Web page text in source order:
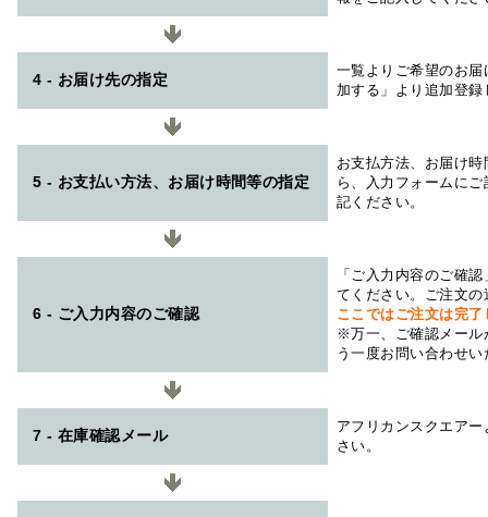
4 - お届け先の指定
一覧よりご希望のお
加する」より追加登
5 - お支払い方法、お届け時間等の指定
お支払方法、お届け
ら、入力フォームに
記ください。
6 - ご入力内容のご確認
「ご入力内容のご確
てください。ご注文
ここではご注文は完
※万一、ご確認メール
う一度お問い合わせ
7 - 在庫確認メール
アフリカンスクエアー
さい。